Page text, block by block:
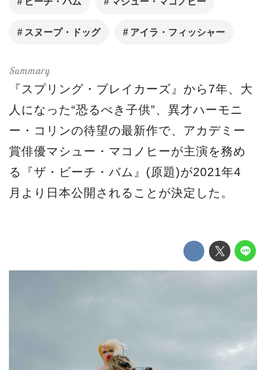
スヌープ・ドッグ アイラ・フィッシャー
『スプリング・ブレイカーズ』から7年、大
人になった“恐るべき子供”、異才ハーモニ
ー・コリンの待望の最新作で、アカデミー
賞俳優マシュー・マコノヒーが主演を務め
る『ザ・ビーチ・バム』(原題)が2021年4
月より日本公開されることが決定した。